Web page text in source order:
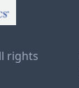
rights